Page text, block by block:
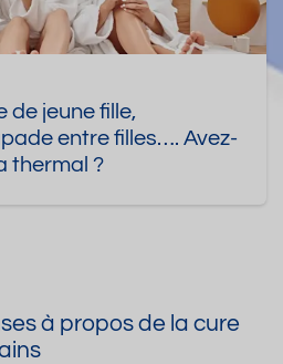
de jeune fille,
entre filles…. Avez-
thermal ?
à propos de la cure